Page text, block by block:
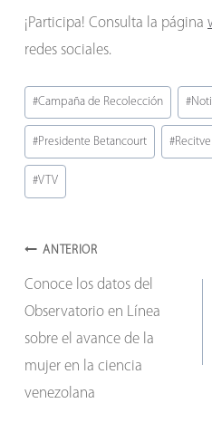
¡Participa! Consulta la página
redes sociales.
Etiquetas
de
la
entrada:
#Campaña de Recolección #
#Presidente Betancourt #
#VTV
Navegación
de
entradas
ANTERIOR
Conoce los datos del
Observatorio en Línea
sobre el avance de la
mujer en la ciencia
venezolana